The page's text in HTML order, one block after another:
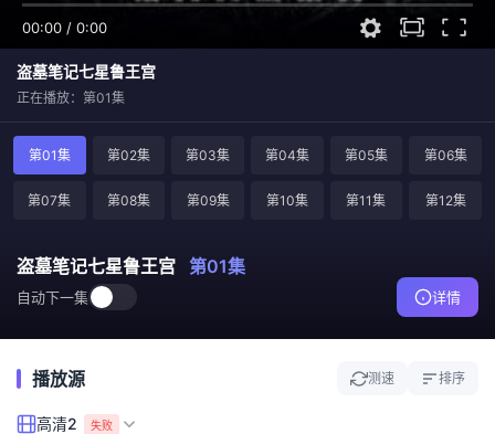
00:00 / 0:00
盗墓笔记七星鲁王宫
正在播放：第01集
第01集 第02集 第03集 第04集 第05集 第06集
第07集 第08集 第09集 第10集 第11集 第12集
盗墓笔记七星鲁王宫 第01集
自动下一集 详情
播放源 测速 排序
高清2 失败